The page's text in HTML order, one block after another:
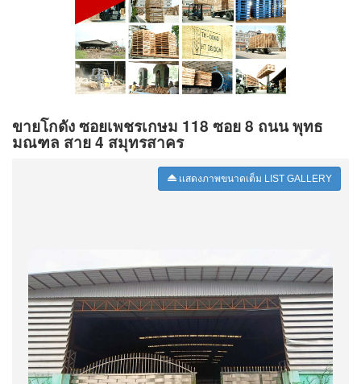
ขายโกดัง ซอยเพชรเกษม 118 ซอย 8 ถนน พุทธ
มณฑล สาย 4 สมุทรสาคร
เเสดงภาพขนาดเต็ม LIST GALLERY